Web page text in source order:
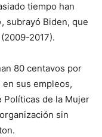
tiempo han
subrayó Biden, que
2017).
80 centavos por
sus empleos,
Políticas de la Mujer
sin